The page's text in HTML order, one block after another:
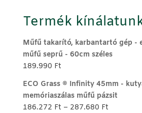
Termék
Műfű takarító, karbantartó gép -
műfű seprű - 60cm széles
189.990 Ft
ECO Grass ® Infinity 45mm -
memóriaszálas műfű pázsit
186.272 Ft – 287.680 Ft